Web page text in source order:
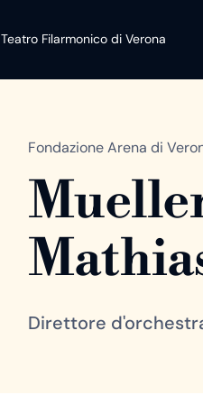
Teatro Filarmonico di Verona
Fondazione Arena di
Direttore